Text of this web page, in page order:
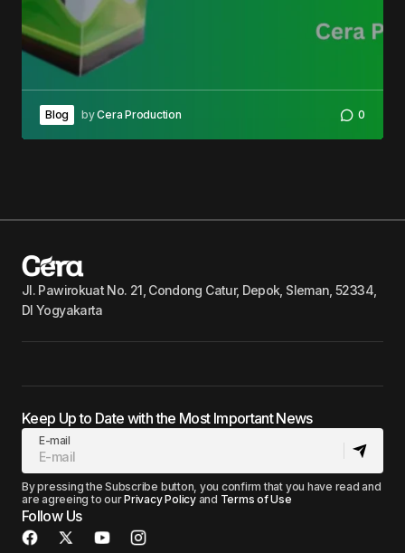
Blog byCera Production 0
Jl. Pawirokuat No. 21, Condong Catur, Depok, Sleman, 52334,
DI Yogyakarta
Keep Up to Date with the Most Important News
E-mail
By pressing the Subscribe button, you confirm that you have read and
are agreeing to ourPrivacy Policyand Terms of Use
Follow Us